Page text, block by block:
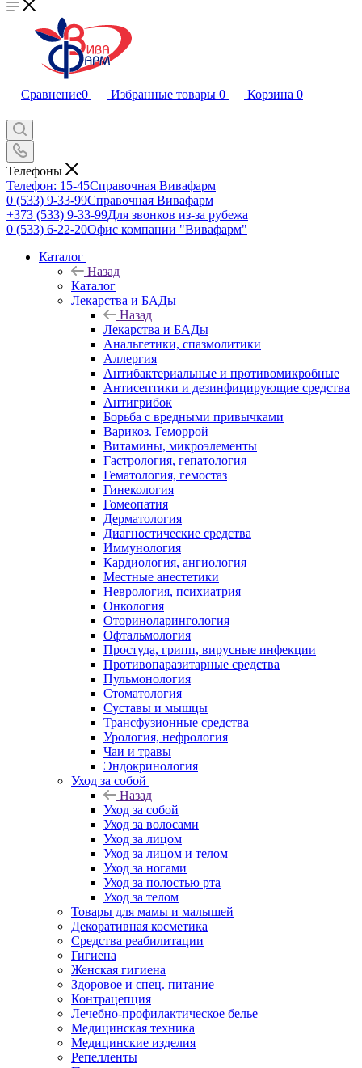
Сравнение0 Избранные товары 0 Корзина 0
Телефоны
Телефон: 15-45Справочная Вивафарм
0 (533) 9-33-99Справочная Вивафарм
+373 (533) 9-33-99Для звонков из-за рубежа
0 (533) 6-22-20Офис компании "Вивафарм"
Каталог
Назад
Каталог
Лекарства и БАДы
Назад
Лекарства и БАДы
Анальгетики, спазмолитики
Аллергия
Антибактериальные и противомикробные
Антисептики и дезинфицирующие средства
Антигрибок
Борьба с вредными привычками
Варикоз. Геморрой
Витамины, микроэлементы
Гастрология, гепатология
Гематология, гемостаз
Гинекология
Гомеопатия
Дерматология
Диагностические средства
Иммунология
Кардиология, ангиология
Местные анестетики
Неврология, психиатрия
Онкология
Оториноларингология
Офтальмология
Простуда, грипп, вирусные инфекции
Противопаразитарные средства
Пульмонология
Стоматология
Суставы и мышцы
Трансфузионные средства
Урология, нефрология
Чаи и травы
Эндокринология
Уход за собой
Назад
Уход за собой
Уход за волосами
Уход за лицом
Уход за лицом и телом
Уход за ногами
Уход за полостью рта
Уход за телом
Товары для мамы и малышей
Декоративная косметика
Средства реабилитации
Гигиена
Женская гигиена
Здоровое и спец. питание
Контрацепция
Лечебно-профилактическое белье
Медицинская техника
Медицинские изделия
Репелленты